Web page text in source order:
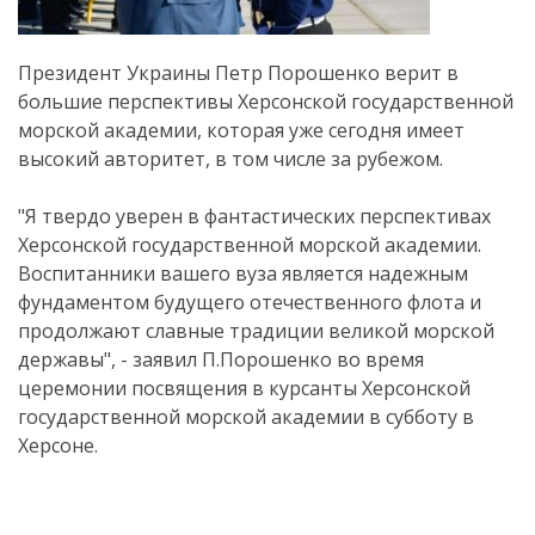
Президент Украины Петр Порошенко верит в
большие перспективы Херсонской государственной
морской академии, которая уже сегодня имеет
высокий авторитет, в том числе за рубежом.
"Я твердо уверен в фантастических перспективах
Херсонской государственной морской академии.
Воспитанники вашего вуза является надежным
фундаментом будущего отечественного флота и
продолжают славные традиции великой морской
державы", - заявил П.Порошенко во время
церемонии посвящения в курсанты Херсонской
государственной морской академии в субботу в
Херсоне.